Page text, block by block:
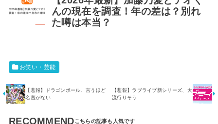
んの現在を調査！年の差は？別れ
た噂は本当？
お笑い・芸能
【悲報】ドラゴンボール、言うほど
名言がない
【悲報】ラブライブ新シリーズ、大
流行りそう
RECOMMEND